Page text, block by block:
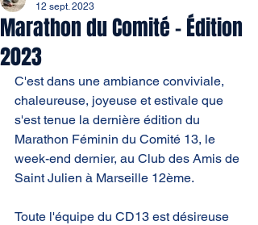
Marathon du Comité - Édition
2023
12 sept. 2023
C'est dans une ambiance conviviale,
chaleureuse, joyeuse et estivale que
s'est tenue la dernière édition du
Marathon Féminin du Comité 13, le
week-end dernier, au Club des Amis de
Saint Julien à Marseille 12ème.
Toute l'équipe du CD13 est désireuse